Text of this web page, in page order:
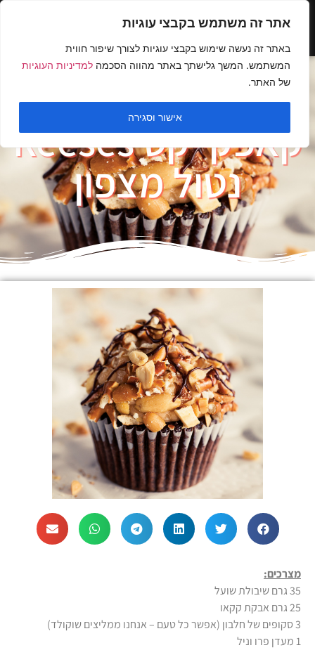
אתר זה משתמש בקבצי עוגיות
באתר זה נעשה שימוש בקבצי עוגיות לצורך שיפור חווית
המשתמש. המשך גלישתך באתר מהווה הסכמה למדיניות העוגיות
של האתר.
אישור וסגירהקאפקייקס Reeses
נטול מצפון
מצרכים:
35 גרם שיבולת שועל
25 גרם אבקת קקאו
3 סקופים של חלבון (אפשר כל טעם – אנחנו ממליצים שוקולד)
1 מעדן פרו וניל